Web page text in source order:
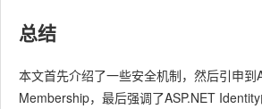
总结
本文首先介绍了一些安全机制，然后引申到
Membership，最后强调了ASP.NET